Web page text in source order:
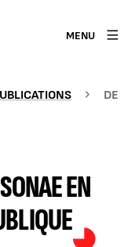
MENU
DE
EN